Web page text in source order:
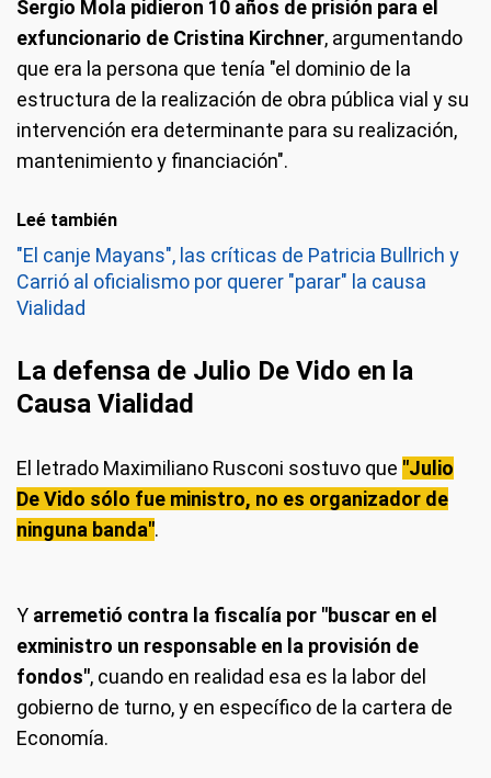
Sergio Mola pidieron 10 años de prisión para el
exfuncionario de Cristina Kirchner, argumentando
que era la persona que tenía "el dominio de la
estructura de la realización de obra pública vial y su
intervención era determinante para su realización,
mantenimiento y financiación".
Leé también
"El canje Mayans", las críticas de Patricia Bullrich y
Carrió al oficialismo por querer "parar" la causa
Vialidad
La defensa de Julio De Vido en la
Causa Vialidad
El letrado Maximiliano Rusconi sostuvo que "Julio
De Vido sólo fue ministro, no es organizador de
ninguna banda".
Y arremetió contra la fiscalía por "buscar en el
exministro un responsable en la provisión de
fondos", cuando en realidad esa es la labor del
gobierno de turno, y en específico de la cartera de
Economía.